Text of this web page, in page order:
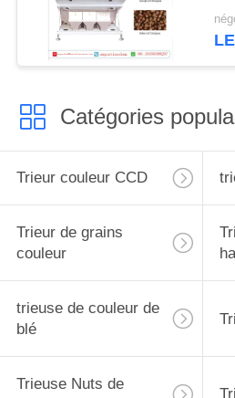
Catégories
Trieur couleur CCD
Trieur de grains
couleur
trieuse de couleur de
blé
Trieuse Nuts de